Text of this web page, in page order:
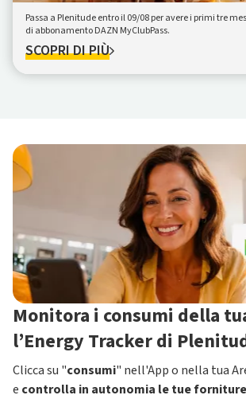
Passa a Plenitude entro il 09/08 per avere i primi tre
di abbonamento DAZN MyClubPass.
SCOPRI DI PIÙ
Monitora i consumi della
l’Energy Tracker di
Clicca su "consumi" nell'App o nella tua
e controlla in autonomia le tue forniture